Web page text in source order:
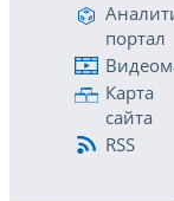
портал
Карта
сайта
RSS